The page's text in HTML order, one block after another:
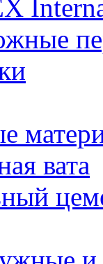
вата